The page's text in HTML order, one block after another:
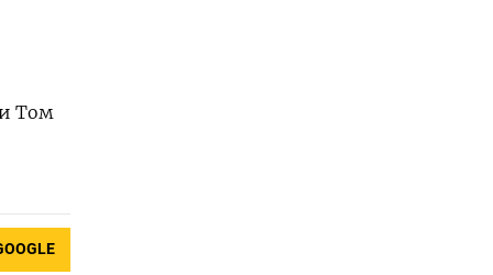
Том